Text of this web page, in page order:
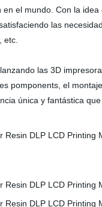
el mundo. Con la
las
etc.
las 3D
pomponents, el
única y fantástica